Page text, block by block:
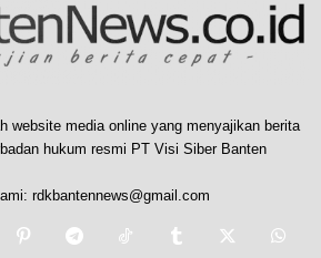
website media online yang menyajikan berita
hukum resmi PT Visi Siber Banten
rdkbantennews@gmail.com